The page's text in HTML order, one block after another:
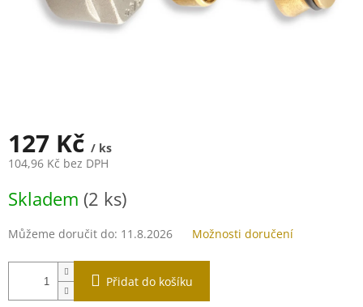
127 Kč / ks
104,96 Kč bez DPH
cena:
Skladem (2 ks)
Můžeme doručit do: 11.8.2026 Možnosti doručení
Přidat do košíku